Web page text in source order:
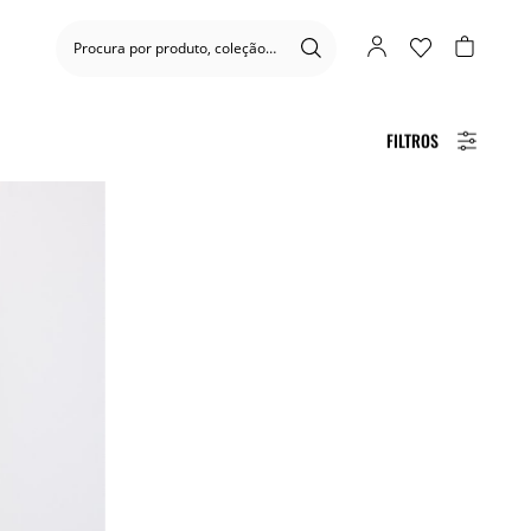
FILTROS